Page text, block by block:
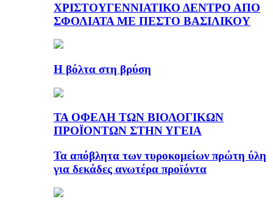
ΧΡΙΣΤΟΥΓΕΝΝΙΑΤΙΚΟ ΔΕΝΤΡΟ ΑΠΟ
ΣΦΟΛΙΑΤΑ ΜΕ ΠΕΣΤΟ ΒΑΣΙΛΙΚΟΥ
Η βόλτα στη βρύση
ΤΑ ΟΦΕΛΗ ΤΩΝ ΒΙΟΛΟΓΙΚΩΝ
ΠΡΟΪΟΝΤΩΝ ΣΤΗΝ ΥΓΕΙΑ
Τα απόβλητα των τυροκομείων πρώτη ύλη
για δεκάδες ανωτέρα προϊόντα